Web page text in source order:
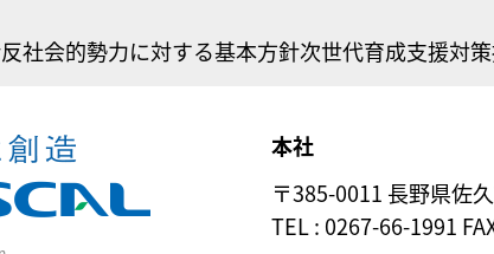
反社会的勢力に対する基本方針次世代育成支援対
本社
〒385-0011 長野県佐
TEL : 0267-66-1991